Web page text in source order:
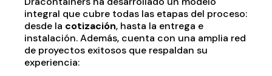
integral que cubre todas las etapas del proceso:
desde la cotización, hasta la entrega e
instalación. Además, cuenta con una amplia red
de proyectos exitosos que respaldan su
experiencia: